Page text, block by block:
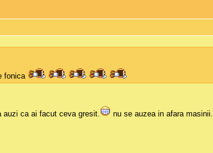
fonica
auzi ca ai facut ceva gresit. nu se auzea in afara masinii.